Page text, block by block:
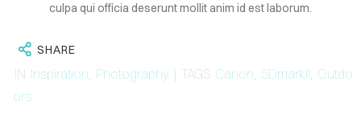
culpa qui officia deserunt mollit anim id est laborum.
SHARE
IN Inspiration, Photography | TAGS Canon, 5DmarkII, Outdo
ors